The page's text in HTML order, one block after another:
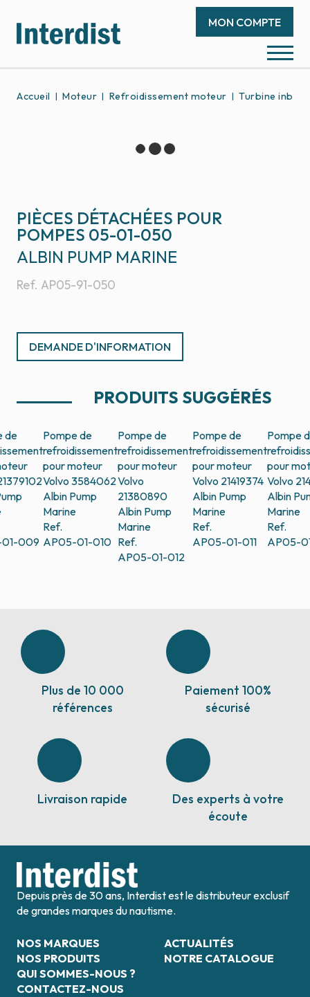
MON COMPTE
Accueil Moteur Refroidissement moteur Turbine
PIÈCES DÉTACHÉES POUR
POMPES 05-01-050
Ref. AP05-91-050
ALBIN PUMP MARINE
DEMANDE D'INFORMATION
PRODUITS SUGGÉRÉS
de
009
Pompe de
refroidissement
pour moteur
Volvo 3584062
Albin Pump
Marine
Ref.
AP05-01-010
Pompe de
refroidissement
pour moteur
Volvo
21380890
Albin Pump
Marine
Ref.
AP05-01-012
Pompe de
refroidissement
pour moteur
Volvo 21419374
Albin Pump
Marine
Ref.
AP05-01-011
Pompe
pour
Volvo
Albin
Marine
Ref.
AP05-
Plus de 10 000
références
Paiement 100%
sécurisé
Livraison rapide
Des experts à votre
écoute
Depuis près de 30 ans, Interdist est le distributeur exclusif
de grandes marques du nautisme.
NOS MARQUES
NOS PRODUITS
QUI SOMMES-NOUS ?
CONTACTEZ-NOUS
ACTUALITÉS
NOTRE CATALOGUE